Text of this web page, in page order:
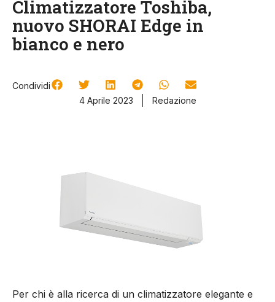
Climatizzatore Toshiba,
nuovo SHORAI Edge in
bianco e nero
Condividi
4 Aprile 2023
Redazione
Per chi è alla ricerca di un climatizzatore elegante e